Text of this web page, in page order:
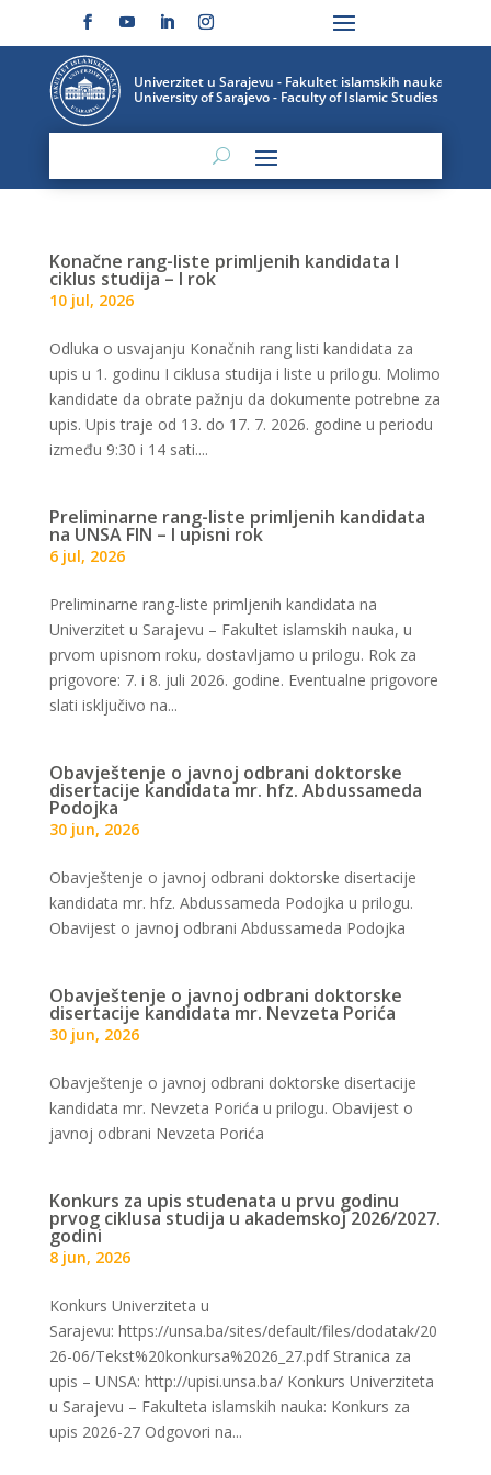
Konačne rang-liste primljenih kandidata I
ciklus studija – I rok
10 jul, 2026
Odluka o usvajanju Konačnih rang listi kandidata za
upis u 1. godinu I ciklusa studija i liste u prilogu. Molimo
kandidate da obrate pažnju da dokumente potrebne za
upis. Upis traje od 13. do 17. 7. 2026. godine u periodu
između 9:30 i 14 sati....
Preliminarne rang-liste primljenih kandidata
na UNSA FIN – I upisni rok
6 jul, 2026
Preliminarne rang-liste primljenih kandidata na
Univerzitet u Sarajevu – Fakultet islamskih nauka, u
prvom upisnom roku, dostavljamo u prilogu. Rok za
prigovore: 7. i 8. juli 2026. godine. Eventualne prigovore
slati isključivo na...
Obavještenje o javnoj odbrani doktorske
disertacije kandidata mr. hfz. Abdussameda
Podojka
30 jun, 2026
Obavještenje o javnoj odbrani doktorske disertacije
kandidata mr. hfz. Abdussameda Podojka u prilogu.
Obavijest o javnoj odbrani Abdussameda Podojka
Obavještenje o javnoj odbrani doktorske
disertacije kandidata mr. Nevzeta Porića
30 jun, 2026
Obavještenje o javnoj odbrani doktorske disertacije
kandidata mr. Nevzeta Porića u prilogu. Obavijest o
javnoj odbrani Nevzeta Porića
Konkurs za upis studenata u prvu godinu
prvog ciklusa studija u akademskoj 2026/2027.
godini
8 jun, 2026
Konkurs Univerziteta u
Sarajevu: https://unsa.ba/sites/default/files/dodatak/20
26-06/Tekst%20konkursa%2026_27.pdf Stranica za
upis – UNSA: http://upisi.unsa.ba/ Konkurs Univerziteta
u Sarajevu – Fakulteta islamskih nauka: Konkurs za
upis 2026-27 Odgovori na...